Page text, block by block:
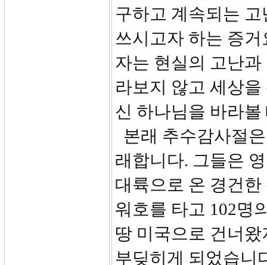
구하고 계속되는
쓰시고자 하는 증
자는 현실의 고난
라보지 않고 세상
신 하나님을 바라
본래 추수감사절
래합니다. 그들은
대륙으로 온 경건
워호를 타고 102명
땅 미국으로 건너
부딪히게 되었습니